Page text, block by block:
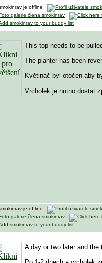
This top needs to be
The planter has been
Květináč byl otočen aby
Vrcholek je nutno dostat
A day or two later and the